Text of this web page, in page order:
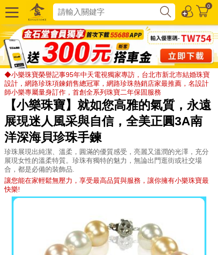
0
◆小樂珠寶榮譽記事95年中天電視獨家專訪，台北市新北市結婚珠寶
設計，網路珍珠項鍊銷售總冠軍，網路珍珠熱銷店家最推薦，名設計
師小樂專屬量身訂作，首創全系列珠寶二年保固服務
【小樂珠寶】就如您高雅的氣質，永遠
展現迷人風采與自信，全美正圓3A南
洋深海貝珍珠手鍊
珍珠展現出純潔、溫柔，圓滿的優質感受，亮麗又溫潤的光澤，充分
展現女性的溫柔特質。珍珠有獨特的魅力，無論出門逛街或社交場
合，都是必備的裝飾品.
讓您能在家輕鬆無壓力，享受最高品質與服務，讓你擁有小樂珠寶最
快樂!